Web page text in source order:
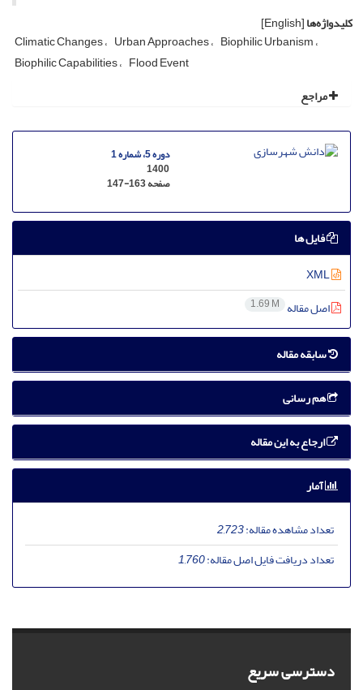
کلیدواژه‌ها[English]
Climatic Changes Urban Approaches Biophilic Urbanism
Biophilic Capabilities Flood Event
مراجع
دوره 5، شماره 1
1400
صفحه147-163
فایل ها
اصل مقاله 1.69 M
سابقه مقاله
هم رسانی
ارجاع به این مقاله
آمار
تعداد مشاهده مقاله:2,723
تعداد دریافت فایل اصل مقاله:1,760
دسترسی سریع